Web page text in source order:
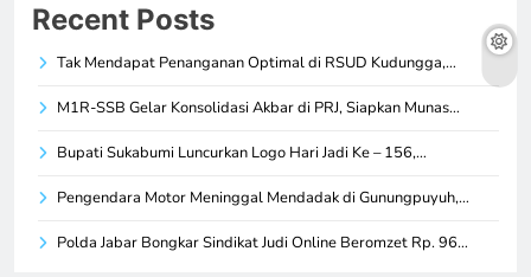
Recent Posts
Tak Mendapat Penanganan Optimal di RSUD Kudungga,…
M1R-SSB Gelar Konsolidasi Akbar di PRJ, Siapkan Munas…
Bupati Sukabumi Luncurkan Logo Hari Jadi Ke – 156,…
Pengendara Motor Meninggal Mendadak di Gunungpuyuh,…
Polda Jabar Bongkar Sindikat Judi Online Beromzet Rp. 96…